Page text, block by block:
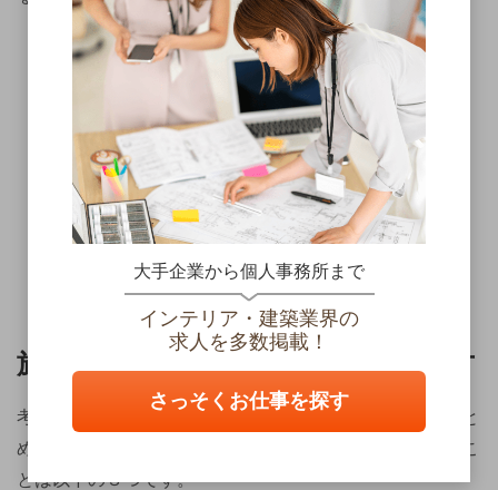
Photo by iStock.com／tdub303
施工管理の志望動機の書き方、伝え方
考えた施工管理の志望動機を改めて伝えられるようにまと
めましょう。履歴書に書く際、面接で伝える際に重要なこ
とは以下の３つです。
大手企業から個人事務所まで
インテリア・建築業界の
求人を多数掲載！
さっそくお仕事を探す